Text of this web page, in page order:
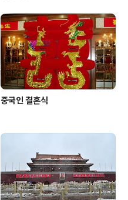
중국인 결혼식